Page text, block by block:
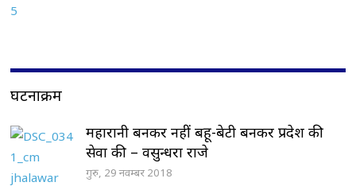
घटनाक्रम
महारानी बनकर नहीं बहू-बेटी बनकर प्रदेश की
सेवा की – वसुन्धरा राजे
गुरु, 29 नवम्बर 2018